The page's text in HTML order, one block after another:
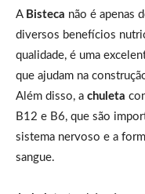
A Bisteca não é apenas
diversos benefícios
qualidade, é uma
que ajudam na
Além disso, a chuleta
B12 e B6, que são
sistema nervoso e a
sangue.